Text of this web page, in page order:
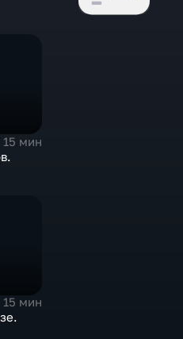
15 мин
15 мин